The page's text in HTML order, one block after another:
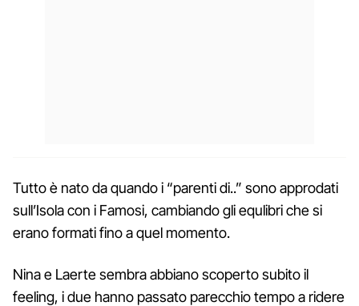
Tutto è nato da quando i “parenti di..” sono approdati
sull’Isola con i Famosi, cambiando gli equlibri che si
erano formati fino a quel momento.
Nina e Laerte sembra abbiano scoperto subito il
feeling, i due hanno passato parecchio tempo a ridere